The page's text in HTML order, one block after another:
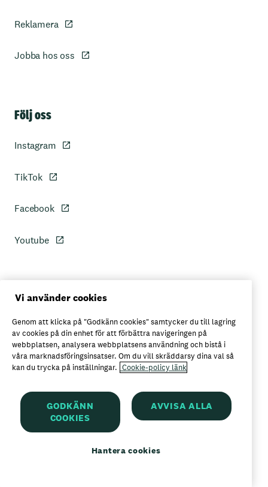
Reklamera
Jobba hos oss
Följ oss
Instagram
TikTok
Facebook
Youtube
Personuppgiftspolicy
Axfoods integritetspolicy
Här kan du köpa Garant
Garant är ett registrerat varumärke för
Vi använder cookies
Genom att klicka på "Godkänn cookies" samtycker du till lagring
av cookies på din enhet för att förbättra navigeringen på
webbplatsen, analysera webbplatsens användning och bistå i
våra marknadsföringsinsatser. Om du vill skräddarsy dina val så
kan du trycka på inställningar. Cookie-policy länk
GODKÄNN
COOKIES
AVVISA ALLA
Hantera cookies